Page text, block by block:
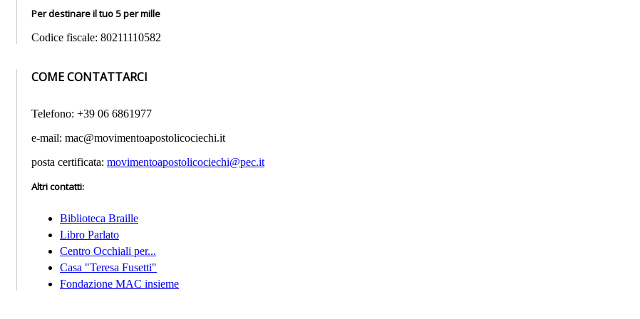
Per destinare il tuo 5 per mille
Codice fiscale: 80211110582
COME CONTATTARCI
Telefono: +39 06 6861977
e-mail: mac@movimentoapostolicociechi.it
posta certificata: movimentoapostolicociechi@pec.it
Altri contatti:
Biblioteca Braille
Libro Parlato
Centro Occhiali per...
Casa "Teresa Fusetti"
Fondazione MAC insieme